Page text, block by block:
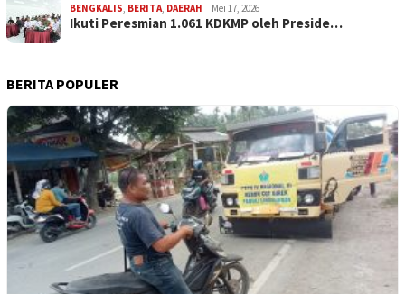
BENGKALIS BERITA DAERAH Mei 17, 2026
Ikuti Peresmian 1.061 KDKMP oleh Preside…
BERITA POPULER